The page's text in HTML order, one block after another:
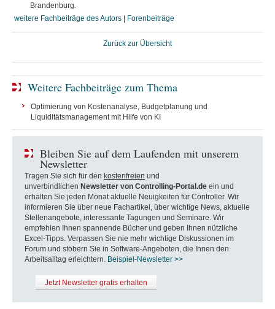
Brandenburg.
weitere Fachbeiträge des Autors
Forenbeiträge
Zurück zur Übersicht
Weitere Fachbeiträge zum Thema
Optimierung von Kostenanalyse, Budgetplanung und
Liquiditätsmanagement mit Hilfe von KI
Bleiben Sie auf dem Laufenden mit unserem
Newsletter
Tragen Sie sich für den kostenfreien und
unverbindlichen Newsletter von Controlling-Portal.de ein und
erhalten Sie jeden Monat aktuelle Neuigkeiten für Controller. Wir
informieren Sie über neue Fachartikel, über wichtige News, aktuelle
Stellenangebote, interessante Tagungen und Seminare. Wir
empfehlen Ihnen spannende Bücher und geben Ihnen nützliche
Excel-Tipps. Verpassen Sie nie mehr wichtige Diskussionen im
Forum und stöbern Sie in Software-Angeboten, die Ihnen den
Arbeitsalltag erleichtern. Beispiel-Newsletter >>
Jetzt Newsletter gratis erhalten